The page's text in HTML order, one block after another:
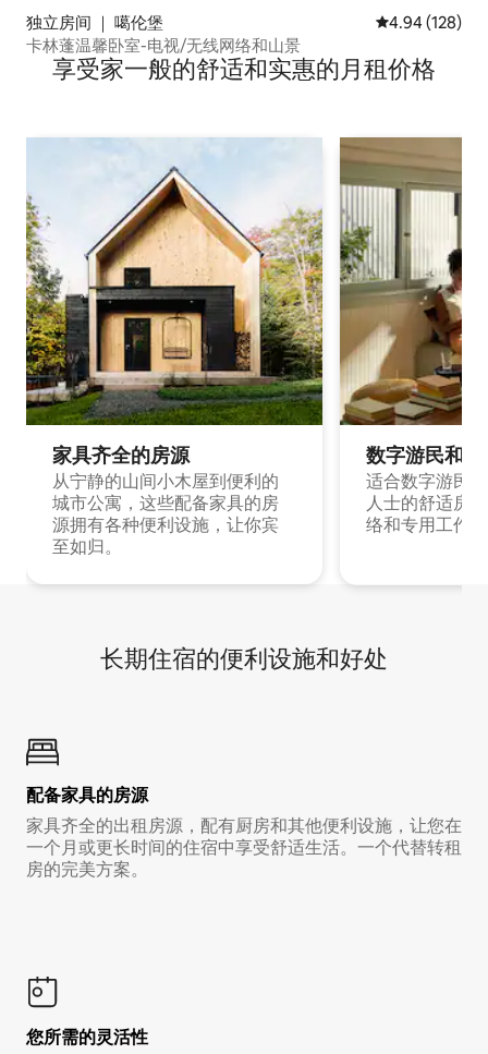
独立房间 ｜ 噶伦堡 平均评分 4.94
4.94 (128)
卡林蓬温馨卧室-电视/无线网络和山景
享受家一般的舒适和实惠的月租价格
家具齐全的房源
从宁静的山间小木屋到便利的
城市公寓，这些配备家具的房
源拥有各种便利设施，让你宾
至如归。
数字游民和
适合数字游民
人士的舒适房
络和专用工作
长期住宿的便利设施和好处
配备家具的房源
家具齐全的出租房源，配有厨房和其他便利设施，让您在
一个月或更长时间的住宿中享受舒适生活。一个代替转租
房的完美方案。
您所需的灵活性